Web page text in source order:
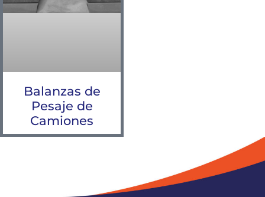
Balanzas de
Pesaje de
Camiones